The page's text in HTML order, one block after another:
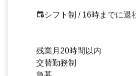
シフト制 / 16時までに退
残業月20時間以内
交替勤務制